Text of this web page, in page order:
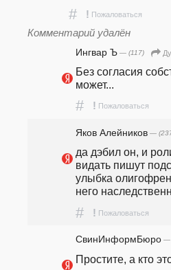
# ! Пожаловаться
Комментарий удалён
Ингвар Ъ — (117)
Без согласия
может...
# ! Пожаловаться
Яков Алейников —
да дэбил он, и
видать пишут
улыбка
него
# ! Пожаловаться
СвинИнформБюро —
Простите, а кто